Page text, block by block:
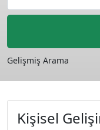
Gelişmiş Arama
Kişisel